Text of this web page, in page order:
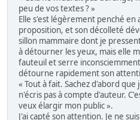
peu de vos textes ? »
Elle s'est légèrement penché
proposition, et son décolleté
sillon mammaire dont je
à détourner les yeux, mais elle
fauteuil et serre
détourne rapidement son
« Tout à fait. Sachez d'abord
n'écris pas à compte d'auteur.
veux élargir mon public ».
J'ai capté son attention. Je ne